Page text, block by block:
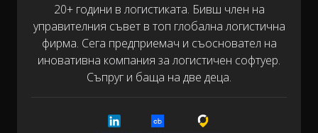
20+ години в логистиката. Бивш член на
управителния съвет в топ глобална логистична
фирма. Сега предприемач и съосновател на
иновативна компания за логистичен софтуер.
Съпруг и баща на две деца.